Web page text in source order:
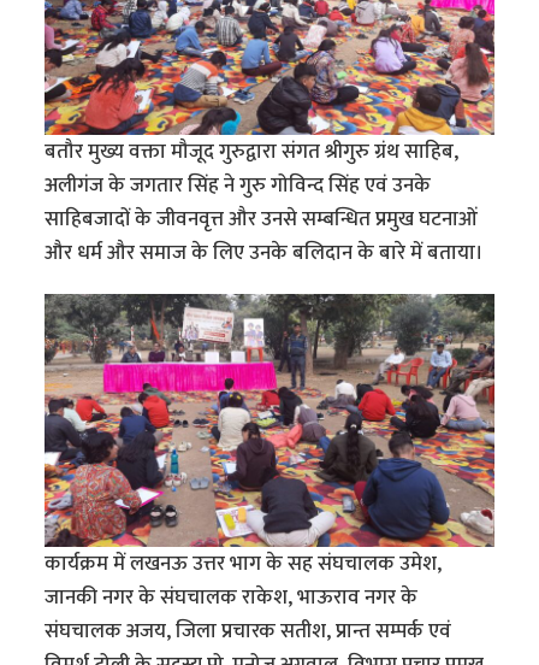
बतौर मुख्य वक्ता मौजूद गुरुद्वारा संगत श्रीगुरु ग्रंथ साहिब,
अलीगंज के जगतार सिंह ने गुरु गोविन्द सिंह एवं उनके
साहिबजादों के जीवनवृत्त और उनसे सम्बन्धित प्रमुख घटनाओं
और धर्म और समाज के लिए उनके बलिदान के बारे में बताया।
कार्यक्रम में लखनऊ उत्तर भाग के सह संघचालक उमेश,
जानकी नगर के संघचालक राकेश, भाऊराव नगर के
संघचालक अजय, जिला प्रचारक सतीश, प्रान्त सम्पर्क एवं